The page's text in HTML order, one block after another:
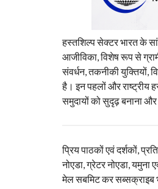
हस्तशिल्प सेक्‍टर भारत के
आजीविका, विशेष रूप से
संवर्धन, तकनीकी युक्तियों,
है। इन पहलों और राष्ट्रीय
समुदायों को सुदृढ़ बनाना
प्रिय पाठकों एवं दर्शकों,
नोएडा, ग्रेटर नोएडा,
मेल सबमिट कर सब्सक्राइब